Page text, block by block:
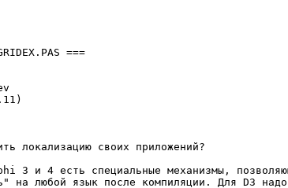
===
локализацию своих приложений?
3 и 4 есть специальные механизмы,
на любой язык после компиляции. Для D3